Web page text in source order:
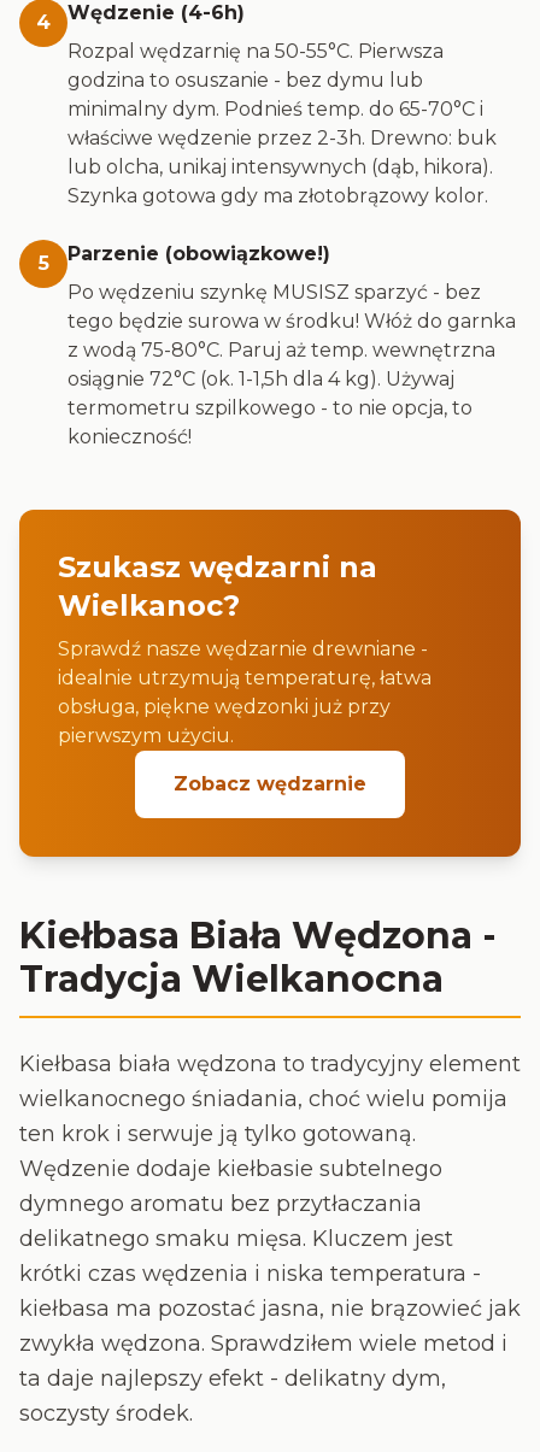
4
Wędzenie (4-6h)
Rozpal wędzarnię na 50-55°C. Pierwsza
godzina to osuszanie - bez dymu lub
minimalny dym. Podnieś temp. do 65-70°C i
właściwe wędzenie przez 2-3h. Drewno: buk
lub olcha, unikaj intensywnych (dąb, hikora).
Szynka gotowa gdy ma złotobrązowy kolor.
5
Parzenie (obowiązkowe!)
Po wędzeniu szynkę MUSISZ sparzyć - bez
tego będzie surowa w środku! Włóż do garnka
z wodą 75-80°C. Paruj aż temp. wewnętrzna
osiągnie 72°C (ok. 1-1,5h dla 4 kg). Używaj
termometru szpilkowego - to nie opcja, to
konieczność!
Szukasz wędzarni na
Wielkanoc?
Sprawdź nasze wędzarnie drewniane -
idealnie utrzymują temperaturę, łatwa
obsługa, piękne wędzonki już przy
pierwszym użyciu.
Zobacz wędzarnie
Kiełbasa Biała Wędzona -
Tradycja Wielkanocna
Kiełbasa biała wędzona to tradycyjny element
wielkanocnego śniadania, choć wielu pomija
ten krok i serwuje ją tylko gotowaną.
Wędzenie dodaje kiełbasie subtelnego
dymnego aromatu bez przytłaczania
delikatnego smaku mięsa. Kluczem jest
krótki czas wędzenia i niska temperatura -
kiełbasa ma pozostać jasna, nie brązowieć jak
zwykła wędzona. Sprawdziłem wiele metod i
ta daje najlepszy efekt - delikatny dym,
soczysty środek.